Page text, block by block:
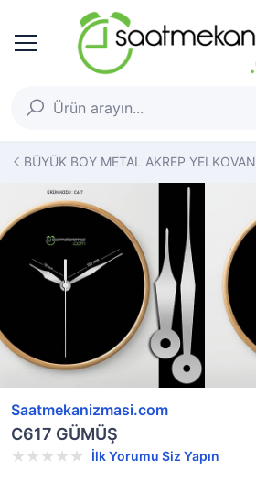
BÜYÜK BOY METAL AKREP YELKOVAN
Saatmekanizmasi.com
C617 GÜMÜŞ
İlk Yorumu Siz Yapın